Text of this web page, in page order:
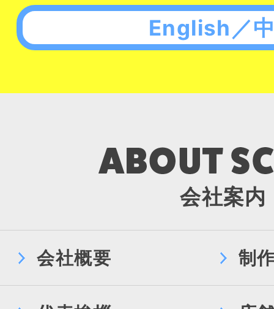
English／
会社案内
会社概要 制